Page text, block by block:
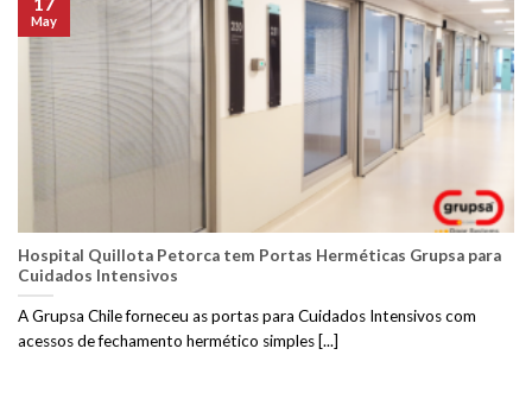
Hospital Quillota Petorca tem Portas Herméticas Grupsa para
Cuidados Intensivos
A Grupsa Chile forneceu as portas para Cuidados Intensivos com
acessos de fechamento hermético simples [...]
May